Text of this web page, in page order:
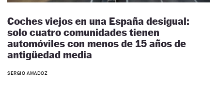
Coches viejos en una España desigual:
solo cuatro comunidades tienen
automóviles con menos de 15 años de
antigüedad media
SERGIO AMADOZ